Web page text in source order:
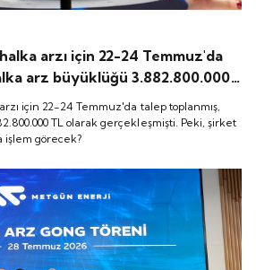
arzı için 22-24 Temmuz'da
arz büyüklüğü 3.882.800.000
Peki, şirket payları ne
görecek?
için 22-24 Temmuz'da talep toplanmış,
TL olarak gerçekleşmişti. Peki, şirket
işlem görecek?